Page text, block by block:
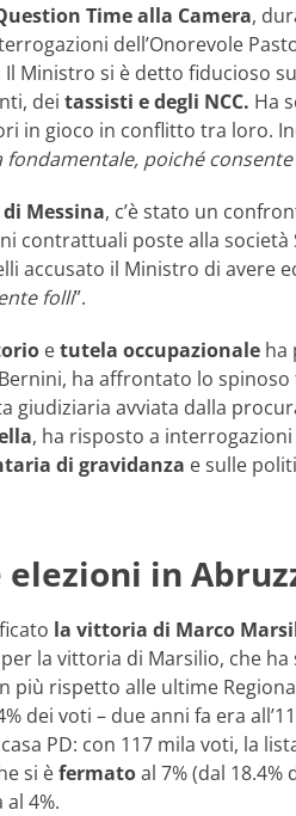
Time alla Camera,
dell’Onorevole
Ministro si è detto fiducioso
dei tassisti e degli NCC. Ha
in gioco in conflitto tra loro.
poiché
Messina, c’è stato un
contrattuali poste alla
accusato il Ministro di avere
folli”.
etutela occupazionale ha
ha affrontato lo
giudiziaria avviata dalla
, ha risposto a
di gravidanza e sulle
in
la vittoria di Marco
la vittoria di Marsilio, che
più rispetto alle ultime
dei voti – due anni fa era
PD: con 117 mila voti, la
si èfermatoal 7% (dal 18.4%
4%.